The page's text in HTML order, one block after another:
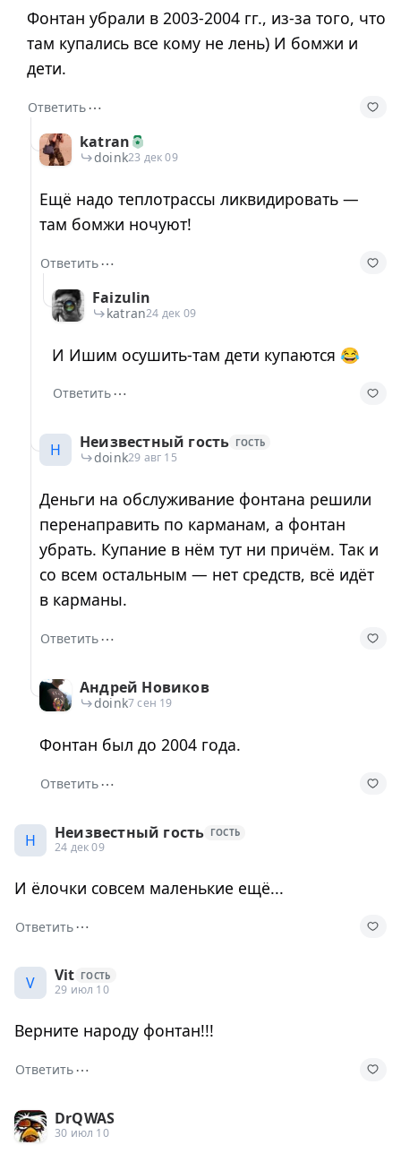
Фонтан убрали в 2003-2004 гг., из-за того, что
там купались все кому не лень) И бомжи и
дети.
Ответить⋯
katran
doink23 дек 09
Ещё надо теплотрассы ликвидировать —
там бомжи ночуют!
Ответить⋯
Faizulin
katran24 дек 09
И Ишим осушить-там дети купаются 😂
Ответить⋯
Н Неизвестный гость ГОСТЬ
doink29 авг 15
Деньги на обслуживание фонтана решили
перенаправить по карманам, а фонтан
убрать. Купание в нём тут ни причём. Так и
со всем остальным — нет средств, всё идёт
в карманы.
Ответить⋯
Андрей Новиков
doink7 сен 19
Фонтан был до 2004 года.
Ответить⋯
Н Неизвестный гость ГОСТЬ
24 дек 09
И ёлочки совсем маленькие ещё...
Ответить⋯
V Vit ГОСТЬ
29 июл 10
Верните народу фонтан!!!
Ответить⋯
DrQWAS
30 июл 10